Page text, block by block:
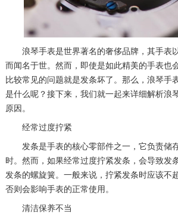
浪琴手表是世界著名的奢侈品牌，其手表
而闻名于世。然而，即使是如此精美的手表也
比较常见的问题就是发条坏了。那么，浪琴手
是什么呢？接下来，我们就一起来详细解析浪
原因。
经常过度拧紧
发条是手表的核心零部件之一，它负责储
时。然而，如果经常过度拧紧发条，会导致发
发条的螺旋簧。一般来说，拧紧发条时应该不
否则会影响手表的正常使用。
清洁保养不当